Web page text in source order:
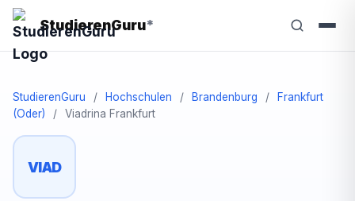
StudierenGuru*
StudierenGuru / Hochschulen / Brandenburg /
Frankfurt
(Oder)
/ Viadrina Frankfurt
VIAD